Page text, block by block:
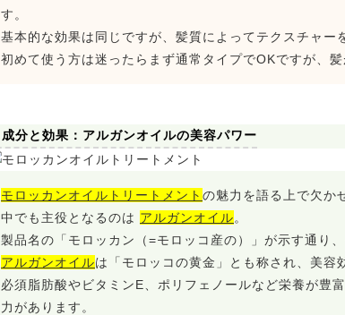
す。
基本的な効果は同じですが、髪質によってテクスチャー
初めて使う方は迷ったらまず通常タイプでOKですが、
成分と効果：アルガンオイルの美容パワー
モロッカンオイルトリートメント の魅力を語る上で欠か
中でも主役となるのは アルガンオイル。
製品名の「モロッカン（=モロッコ産の）」が示す通り
アルガンオイルは「モロッコの黄金」とも称され、美容
必須脂肪酸やビタミンE、ポリフェノールなど栄養が豊
力があります。